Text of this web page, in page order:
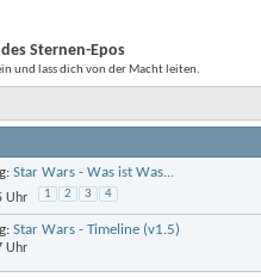
des Sternen-Epos
und lass dich von der Macht leiten.
Star Wars - Was ist Was...
Uhr 1 2 3 4
Star Wars - Timeline (v1.5)
Uhr